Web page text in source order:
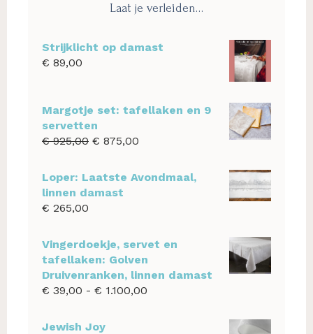
Laat je verleiden…
Strijklicht op damast
€ 89,00
Margotje set: tafellaken en 9
servetten
€925,00 Oorspronkelijke
was:
€ 925,00.
€ 875,00
Loper: Laatste Avondmaal,
linnen damast
€ 265,00
Vingerdoekje, servet en
tafellaken: Golven
Druivenranken, linnen damast
€ 39,00 - € 1.100,00
Jewish Joy